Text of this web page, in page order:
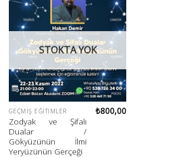
STOKTA YOK
GEÇMIŞ EĞITIMLER
Zodyak ve Şifalı
Dualar /
Gökyüzünün İlmi
Yeryüzünün Gerçeği
₺800,00